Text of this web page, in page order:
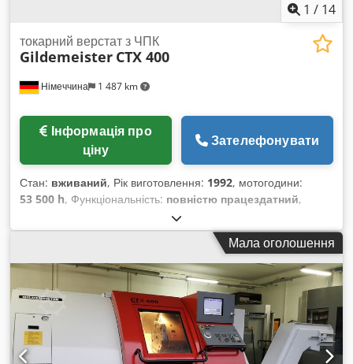
1 / 14
Німеччина 1 487 km
токарний верстат з ЧПК
Gildemeister CTX 400
ціну
Зателефонувати
Стан: вживаний, Рік виготовлення: 1992, мотогодини:
53 500 h, Функціональність: повністю працездатний,
Верстат з ЧПК (токарний) Виробник: GILDEMEISTER Модель:
CTX-400 Рік випуску: 1992 Управління: EPL-2
Напрацювання: близько 53 500 год Серійний номер: 310549
Технічні дані: - Револьверна головка: 12 позицій VDI-30, з
них 6 позицій привідні - Діапазон обертів: 25 - 5 000 об/хв -
Привідна потужність: 27,5 кВт при 60% ПВ - Отвір
шпинделя: Ø 72 мм - Хід по осі X: 212 мм - Хід по осі Z: 640
мм - Макс. діаметр обертання: 500 мм - Діаметр обертання
над напрямними: 290 мм - Гідравлічний задній центр (з
Мала оголошення